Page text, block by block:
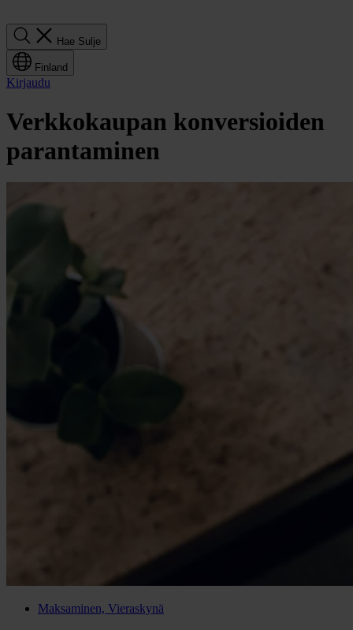
Hae Sulje
Finland
Kirjaudu
Verkkokaupan konversioiden
parantaminen
Maksaminen, Vieraskynä